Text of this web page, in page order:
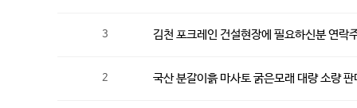
3 김천 포크레인 건설현장에 필요하신분 연락
2 국산 분갈이흙 마사토 굵은모래 대량 소량